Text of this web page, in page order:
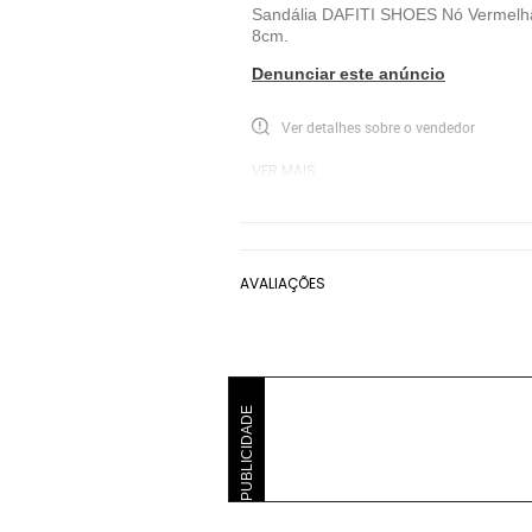
Sandália DAFITI SHOES Nó
8cm.
Denunciar este anúncio
Ver detalhes sobre o vendedor
VER MAIS
AVALIAÇÕES
PUBLICIDADE